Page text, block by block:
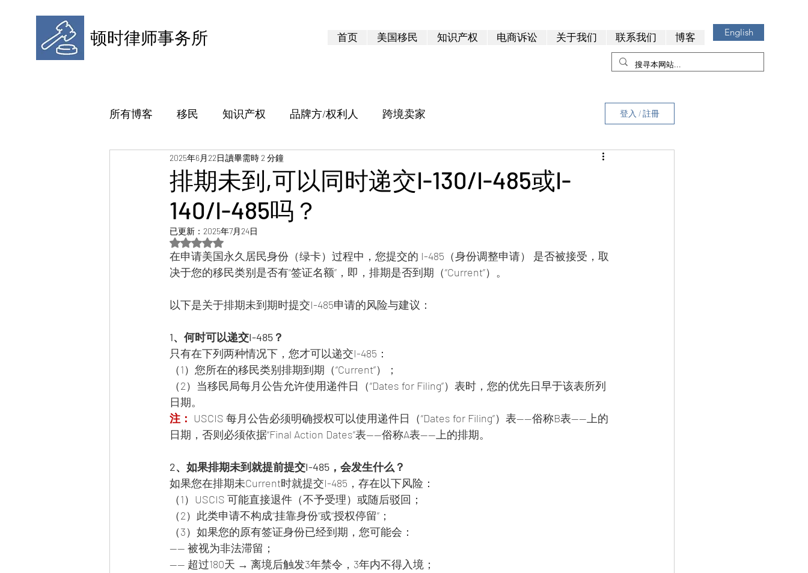
顿时律师事务所 首页 美国移民 知识产权 电商诉讼 关于我们 联系我们 博客 English
所有博客 移民 知识产权 品牌方/权利人 跨境卖家 登入 / 註冊
排期未到,可以同时递交I-130/I-485或I-
140/I-485吗？
2025年6月22日讀畢需時 2 分鐘
已更新： 2025年7月24日
評等為 NaN（最高為 5 顆星）。
在申请美国永久居民身份（绿卡）过程中，您提交的 I-485（身份调整申请） 是否被接受，取
决于您的移民类别是否有“签证名额”，即，排期是否到期（“Current”）。
以下是关于排期未到期时提交I-485申请的风险与建议：
1、何时可以递交I-485？
只有在下列两种情况下，您才可以递交I-485：
（1）您所在的移民类别排期到期（“Current”）；
（2）当移民局每月公告允许使用递件日（“Dates for Filing”）表时，您的优先日早于该表所列
日期。
注： USCIS 每月公告必须明确授权可以使用递件日（“Dates for Filing”）表——俗称B表——上的
日期，否则必须依据“Final Action Dates”表——俗称A表——上的排期。
2、如果排期未到就提前提交I-485，会发生什么？
如果您在排期未Current时就提交I-485，存在以下风险：
（1）USCIS 可能直接退件（不予受理）或随后驳回；
（2）此类申请不构成“挂靠身份”或“授权停留”；
（3）如果您的原有签证身份已经到期，您可能会：
—— 被视为非法滞留；
—— 超过180天 → 离境后触发3年禁令，3年内不得入境；